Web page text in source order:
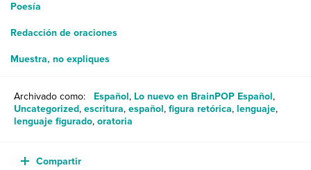
Poesía
Redacción de oraciones
Muestra, no expliques
Archivado como: Español, Lo nuevo en BrainPOP Español,
Uncategorized, escritura, español, figura retórica, lenguaje,
lenguaje figurado, oratoria
Compartir